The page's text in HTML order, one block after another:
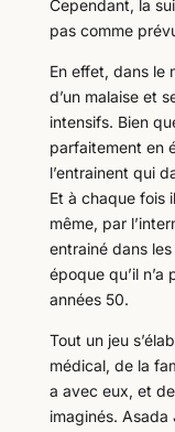
Cependant, la
pas comme
En effet, dans le
d’un malaise et
intensifs. Bien
parfaitement en
l’entrainent qui
Et à chaque fois
même, par
entrainé dans
époque qu’il
années 50.
Tout un jeu
médical, de la
a avec eux, et
imaginés.